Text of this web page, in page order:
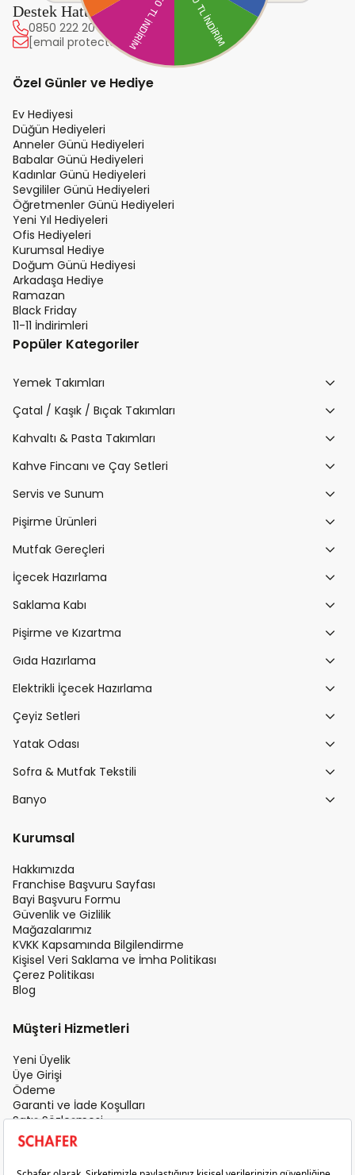
Destek Hattı
0850 222 20 63
[email protected]
Özel Günler ve Hediye
Ev Hediyesi
Düğün Hediyeleri
Anneler Günü Hediyeleri
Babalar Günü Hediyeleri
Kadınlar Günü Hediyeleri
Sevgililer Günü Hediyeleri
Öğretmenler Günü Hediyeleri
Yeni Yıl Hediyeleri
Ofis Hediyeleri
Kurumsal Hediye
Doğum Günü Hediyesi
Arkadaşa Hediye
Ramazan
Black Friday
11-11 İndirimleri
Popüler Kategoriler
Yemek Takımları
Çatal / Kaşık / Bıçak Takımları
Kahvaltı & Pasta Takımları
Kahve Fincanı ve Çay Setleri
Servis ve Sunum
Pişirme Ürünleri
Mutfak Gereçleri
İçecek Hazırlama
Saklama Kabı
Pişirme ve Kızartma
Gıda Hazırlama
Elektrikli İçecek Hazırlama
Çeyiz Setleri
Yatak Odası
Sofra & Mutfak Tekstili
Banyo
Kurumsal
Hakkımızda
Franchise Başvuru Sayfası
Bayi Başvuru Formu
Güvenlik ve Gizlilik
Mağazalarımız
KVKK Kapsamında Bilgilendirme
Kişisel Veri Saklama ve İmha Politikası
Çerez Politikası
Blog
Müşteri Hizmetleri
Yeni Üyelik
Üye Girişi
Ödeme
Garanti ve İade Koşulları
Satış Sözleşmesi
Üyelik Sözleşmesi
İletişim
Teslimat Koşulları